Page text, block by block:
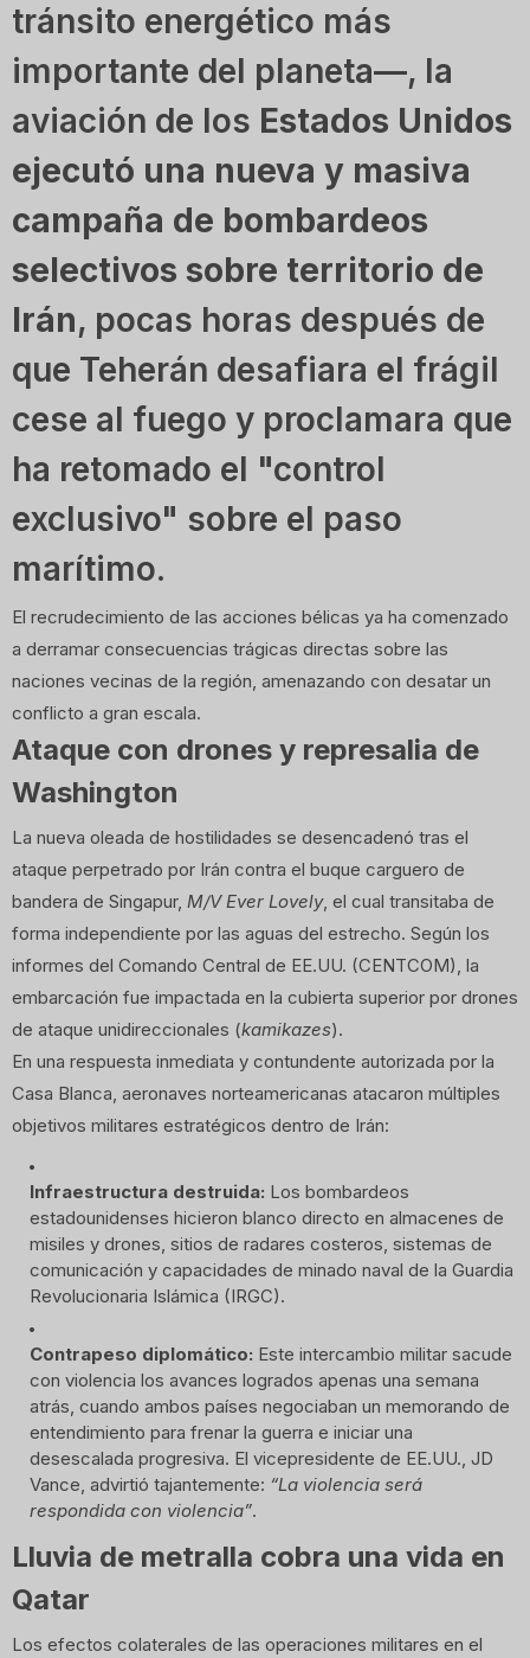
tránsito energético más
importante del planeta—, la
aviación de los Estados Unidos
ejecutó una nueva y masiva
campaña de bombardeos
selectivos sobre territorio de
Irán, pocas horas después de
que Teherán desafiara el frágil
cese al fuego y proclamara que
ha retomado el "control
exclusivo" sobre el paso
marítimo.
El recrudecimiento de las acciones bélicas ya ha comenzado
a derramar consecuencias trágicas directas sobre las
naciones vecinas de la región, amenazando con desatar un
conflicto a gran escala.
Ataque con drones y represalia de
Washington
La nueva oleada de hostilidades se desencadenó tras el
ataque perpetrado por Irán contra el buque carguero de
bandera de Singapur, M/V Ever Lovely, el cual transitaba de
forma independiente por las aguas del estrecho. Según los
informes del Comando Central de EE.UU. (CENTCOM), la
embarcación fue impactada en la cubierta superior por drones
de ataque unidireccionales (kamikazes).
En una respuesta inmediata y contundente autorizada por la
Casa Blanca, aeronaves norteamericanas atacaron múltiples
objetivos militares estratégicos dentro de Irán:
Infraestructura destruida: Los bombardeos
estadounidenses hicieron blanco directo en almacenes de
misiles y drones, sitios de radares costeros, sistemas de
comunicación y capacidades de minado naval de la Guardia
Revolucionaria Islámica (IRGC).
Contrapeso diplomático: Este intercambio militar sacude
con violencia los avances logrados apenas una semana
atrás, cuando ambos países negociaban un memorando de
entendimiento para frenar la guerra e iniciar una
desescalada progresiva. El vicepresidente de EE.UU., JD
Vance, advirtió tajantemente: “La violencia será
respondida con violencia”.
Lluvia de metralla cobra una vida en
Qatar
Los efectos colaterales de las operaciones militares en el